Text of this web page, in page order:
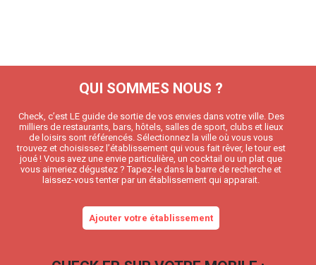
QUI SOMMES NOUS ?
Check, c’est LE guide de sortie de vos envies dans votre ville. Des
milliers de restaurants, bars, hôtels, salles de sport, clubs et lieux
de loisirs sont référencés. Sélectionnez la ville où vous vous
trouvez et choisissez l’établissement qui vous fait rêver, le tour est
joué ! Vous avez une envie particulière, un cocktail ou un plat que
vous aimeriez dégustez ? Tapez-le dans la barre de recherche et
laissez-vous tenter par un établissement qui apparait.
Ajouter votre établissement